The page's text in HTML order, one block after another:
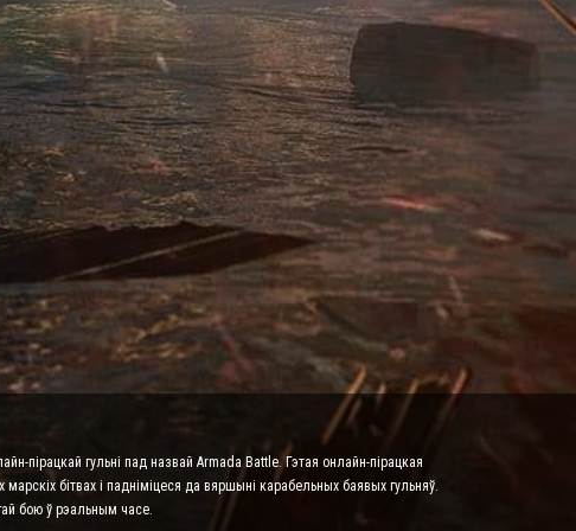
пірацкай гульні пад назвай Armada Battle. Гэтая онлайн-пірацкая
бітвах і падніміцеся да вяршыні карабельных баявых гульняў.
бою ў рэальным часе.